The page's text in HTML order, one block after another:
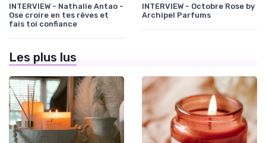
INTERVIEW - Nathalie Antao -
Ose croire en tes rêves et
fais toi confiance
INTERVIEW - Octobre Rose by
Archipel Parfums
Les plus lus